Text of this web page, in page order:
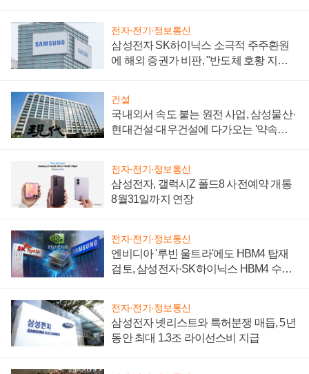
전자·전기·정보통신
삼성전자 SK하이닉스 소극적 주주환원
에 해외 증권가 비판, "반도체 호황 지속
건설
국내외서 속도 붙는 원전 사업, 삼성물산·
현대건설·대우건설에 다가오는 '약속의
전자·전기·정보통신
삼성전자, 갤럭시Z 폴드8 사전예약 개통
8월31일까지 연장
전자·전기·정보통신
엔비디아 '루빈 울트라'에도 HBM4 탑재
검토, 삼성전자·SK하이닉스 HBM4 수율
전자·전기·정보통신
삼성전자 넷리스트와 특허분쟁 매듭, 5년
동안 최대 1.3조 라이선스비 지급